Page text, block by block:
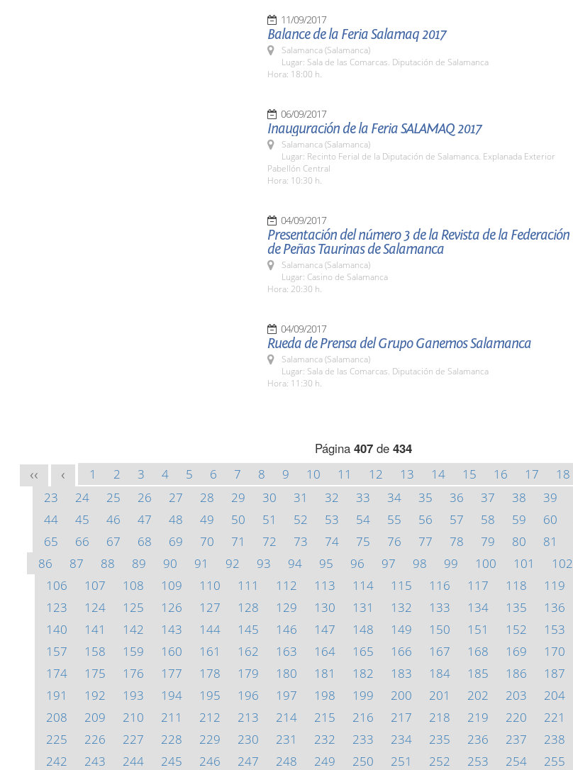
11/09/2017
Balance de la Feria Salamaq 2017
Salamanca (Salamanca)
Lugar: Sala de las Comarcas. Diputación de Salamanca
Hora: 18:00 h.
06/09/2017
Inauguración de la Feria SALAMAQ 2017
Salamanca (Salamanca)
Lugar: Recinto Ferial de la Diputación de Salamanca. Explanada Exterior
Pabellón Central
Hora: 10:30 h.
04/09/2017
Presentación del número 3 de la Revista de la Federación
de Peñas Taurinas de Salamanca
Salamanca (Salamanca)
Lugar: Casino de Salamanca
Hora: 20:30 h.
04/09/2017
Rueda de Prensa del Grupo Ganemos Salamanca
Salamanca (Salamanca)
Lugar: Sala de las Comarcas. Diputación de Salamanca
Hora: 11:30 h.
Página 407de 434
<< < 1 2 3 4 5 6 7 8 9 10 11 12 13 14 15 16 17 18
23
24 25 26 27 28 29 30 31 32 33 34 35 36 37 38 39
44
45 46 47 48 49 50 51 52 53 54 55 56 57 58 59 60
65
66 67 68 69 70 71 72 73 74 75 76 77 78 79 80 81
86
87 88 89 90 91 92 93 94 95 96 97 98 99 100 101 102
106
107 108 109 110 111 112 113 114 115 116 117 118 119
123
124 125 126 127 128 129 130 131 132 133 134 135 136
140
141 142 143 144 145 146 147 148 149 150 151 152 153
157
158 159 160 161 162 163 164 165 166 167 168 169 170
174
175 176 177 178 179 180 181 182 183 184 185 186 187
191
192 193 194 195 196 197 198 199 200 201 202 203 204
208
209 210 211 212 213 214 215 216 217 218 219 220 221
225
226 227 228 229 230 231 232 233 234 235 236 237 238
242
243 244 245 246 247 248 249 250 251 252 253 254 255